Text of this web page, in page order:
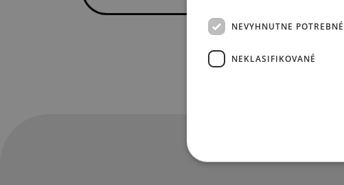
NEVYHNUTNE POTREBNÉ
NEKLASIFIKOVANÉ